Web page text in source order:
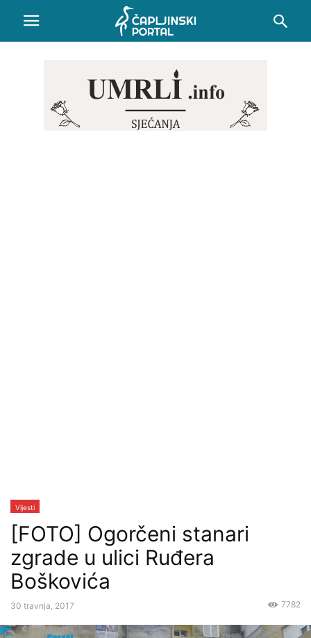
Vijesti
[FOTO] Ogorčeni stanari
zgrade u ulici Ruđera
Boškovića
30 travnja, 2017 7782